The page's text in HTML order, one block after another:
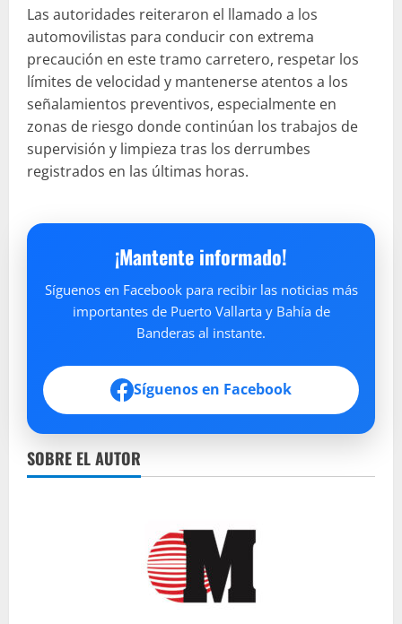
Las autoridades reiteraron el llamado a los
automovilistas para conducir con extrema
precaución en este tramo carretero, respetar los
límites de velocidad y mantenerse atentos a los
señalamientos preventivos, especialmente en
zonas de riesgo donde continúan los trabajos de
supervisión y limpieza tras los derrumbes
registrados en las últimas horas.
¡Mantente informado!
Síguenos en Facebook para recibir las noticias más
importantes de Puerto Vallarta y Bahía de
Banderas al instante.
Síguenos en Facebook
SOBRE EL AUTOR